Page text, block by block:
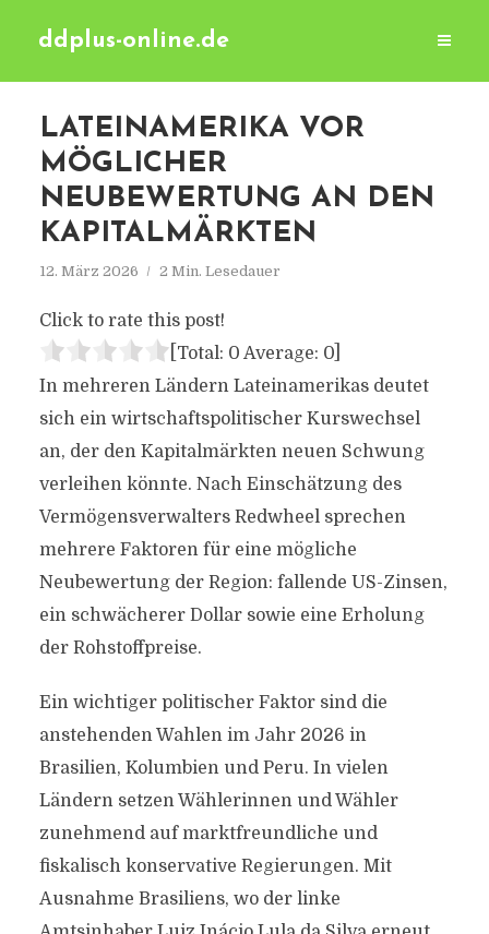
ddplus-online.de
LATEINAMERIKA VOR
MÖGLICHER
NEUBEWERTUNG AN DEN
KAPITALMÄRKTEN
12. März 2026 2 Min. Lesedauer
Click to rate this post!
[Total: 0 Average: 0]
In mehreren Ländern Lateinamerikas deutet
sich ein wirtschaftspolitischer Kurswechsel
an, der den Kapitalmärkten neuen Schwung
verleihen könnte. Nach Einschätzung des
Vermögensverwalters Redwheel sprechen
mehrere Faktoren für eine mögliche
Neubewertung der Region: fallende US-Zinsen,
ein schwächerer Dollar sowie eine Erholung
der Rohstoffpreise.
Ein wichtiger politischer Faktor sind die
anstehenden Wahlen im Jahr 2026 in
Brasilien, Kolumbien und Peru. In vielen
Ländern setzen Wählerinnen und Wähler
zunehmend auf marktfreundliche und
fiskalisch konservative Regierungen. Mit
Ausnahme Brasiliens, wo der linke